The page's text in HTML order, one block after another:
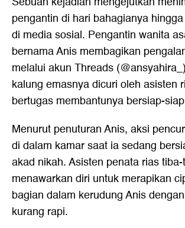
pengantin di hari bahagianya
di media sosial. Pengantin wanita
bernama Anis membagikan
melalui akun Threads
kalung emasnya dicuri oleh asisten
bertugas membantunya bersiap-
Menurut penuturan Anis, aksi
di dalam kamar saat ia sedang
akad nikah. Asisten penata rias
menawarkan diri untuk merapikan
bagian dalam kerudung Anis
kurang rapi.